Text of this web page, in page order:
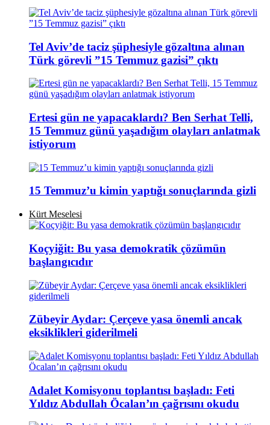
Tel Aviv’de taciz şüphesiyle gözaltına alınan
Türk görevli ”15 Temmuz gazisi” çıktı
Ertesi gün ne yapacaklardı? Ben Serhat Telli,
15 Temmuz günü yaşadığım olayları anlatmak
istiyorum
15 Temmuz’u kimin yaptığı sonuçlarında gizli
Kürt Meselesi
Koçyiğit: Bu yasa demokratik çözümün
başlangıcıdır
Zübeyir Aydar: Çerçeve yasa önemli ancak
eksiklikleri giderilmeli
Adalet Komisyonu toplantısı başladı: Feti
Yıldız Abdullah Öcalan’ın çağrısını okudu